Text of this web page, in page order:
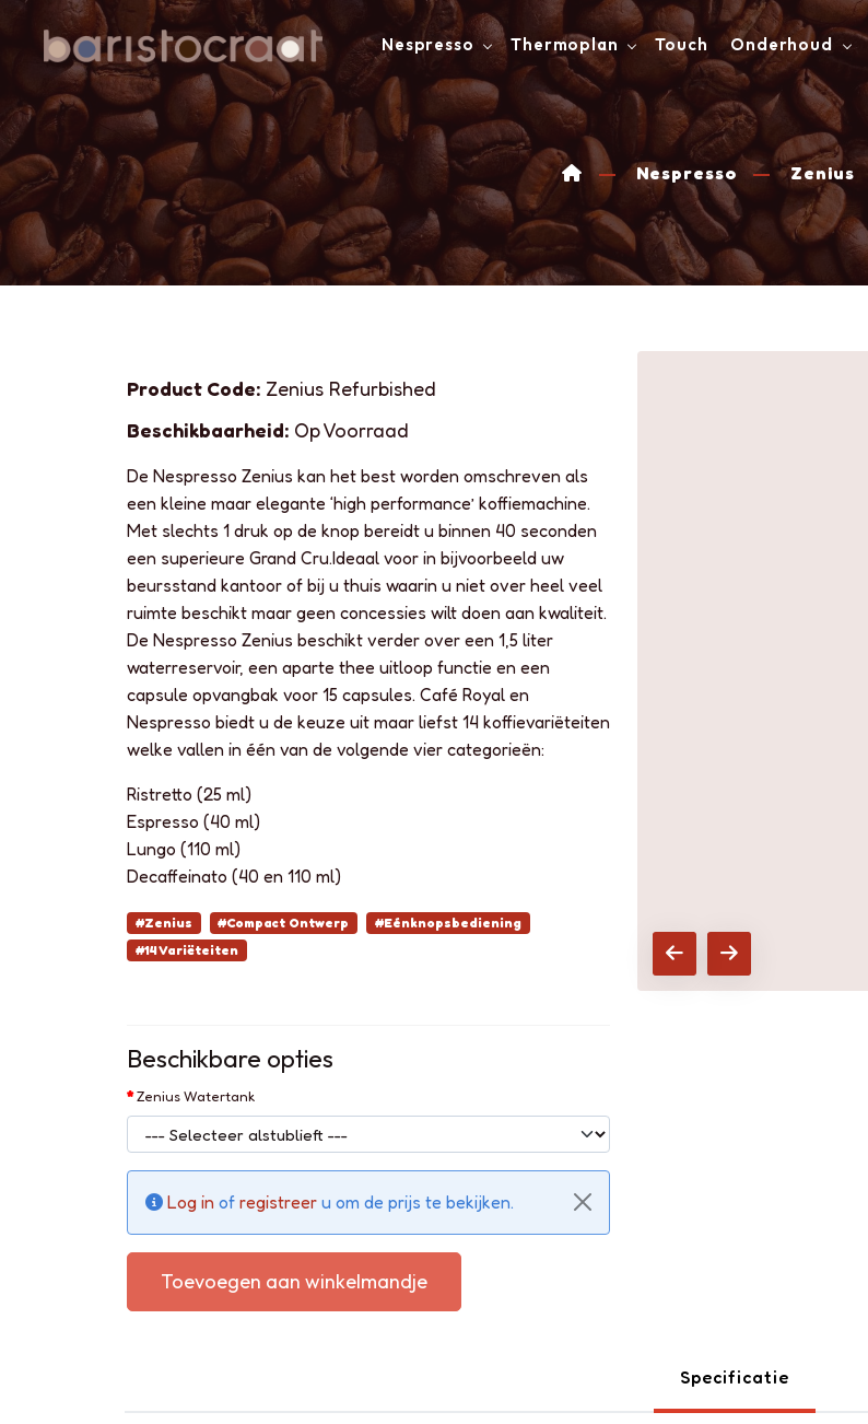
Nespresso Thermoplan Touch Onderhoud
Nespresso Zenius
Product Code: Zenius Refurbished
Beschikbaarheid: Op Voorraad
De Nespresso Zenius kan het best worden omschreven als
een kleine maar elegante ‘high performance’ koffiemachine.
Met slechts 1 druk op de knop bereidt u binnen 40 seconden
een superieure Grand Cru.Ideaal voor in bijvoorbeeld uw
beursstand kantoor of bij u thuis waarin u niet over heel veel
ruimte beschikt maar geen concessies wilt doen aan kwaliteit.
De Nespresso Zenius beschikt verder over een 1,5 liter
waterreservoir, een aparte thee uitloop functie en een
capsule opvangbak voor 15 capsules. Café Royal en
Nespresso biedt u de keuze uit maar liefst 14 koffievariëteiten
welke vallen in één van de volgende vier categorieën:
Ristretto (25 ml)
Espresso (40 ml)
Lungo (110 ml)
Decaffeinato (40 en 110 ml)
#Zenius #Compact Ontwerp
#Eénknopsbediening
#14 Variëteiten
Beschikbare opties
Zenius Watertank
Log in of registreer u om de prijs te bekijken.
Toevoegen aan winkelmandje
Specificatie